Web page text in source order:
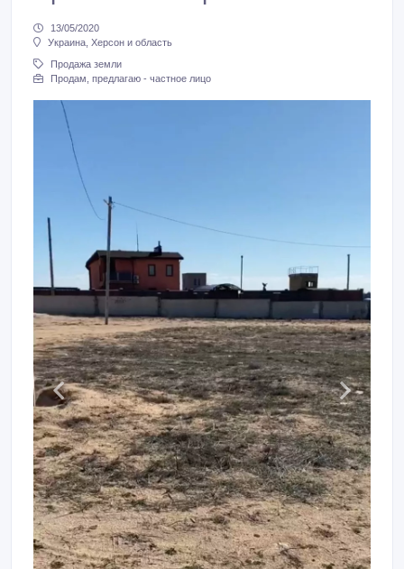
13/05/2020
Украина, Херсон и область
Продажа земли
Продам, предлагаю - частное лицо